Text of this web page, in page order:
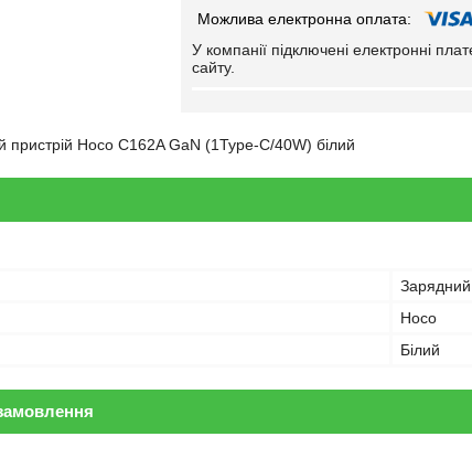
У компанії підключені електронні
сайту.
Hoco C162A GaN (1Type-C/40W) білий
Зарядний
Hoco
Білий